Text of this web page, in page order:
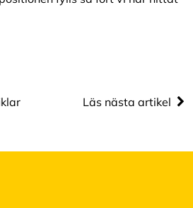
Läs nästa artikel